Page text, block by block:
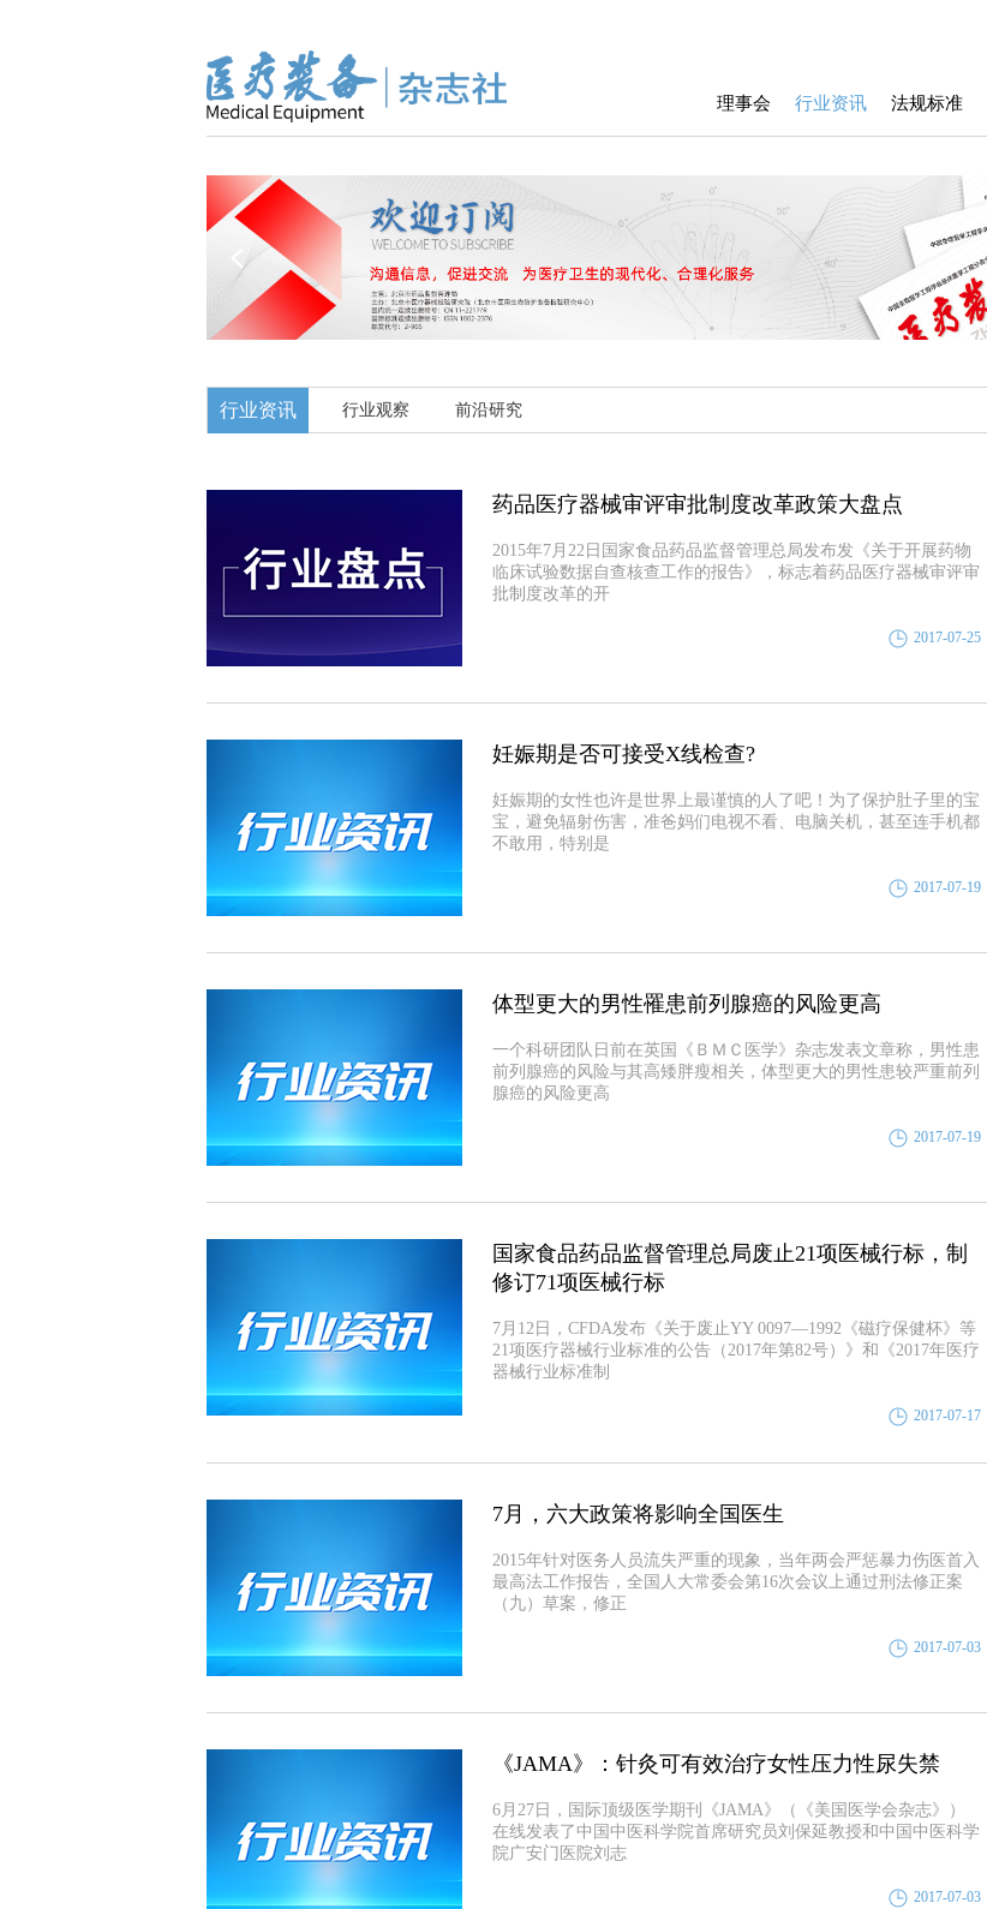
理事会 行业资讯 法规标准
行业资讯 行业观察 前沿研究
药品医疗器械审评审批制度改革政策大盘点
2015年7月22日国家食品药品监督管理总局发布发《关于开展药物
临床试验数据自查核查工作的报告》，标志着药品医疗器械审评审
批制度改革的开
2017-07-25
妊娠期是否可接受X线检查?
妊娠期的女性也许是世界上最谨慎的人了吧！为了保护肚子里的宝
宝，避免辐射伤害，准爸妈们电视不看、电脑关机，甚至连手机都
不敢用，特别是
2017-07-19
体型更大的男性罹患前列腺癌的风险更高
一个科研团队日前在英国《ＢＭＣ医学》杂志发表文章称，男性患
前列腺癌的风险与其高矮胖瘦相关，体型更大的男性患较严重前列
腺癌的风险更高
2017-07-19
国家食品药品监督管理总局废止21项医械行标，制
修订71项医械行标
7月12日，CFDA发布《关于废止YY 0097—1992《磁疗保健杯》等
21项医疗器械行业标准的公告（2017年第82号）》和《2017年医疗
器械行业标准制
2017-07-17
7月，六大政策将影响全国医生
2015年针对医务人员流失严重的现象，当年两会严惩暴力伤医首入
最高法工作报告，全国人大常委会第16次会议上通过刑法修正案
（九）草案，修正
2017-07-03
《JAMA》：针灸可有效治疗女性压力性尿失禁
6月27日，国际顶级医学期刊《JAMA》（《美国医学会杂志》）
在线发表了中国中医科学院首席研究员刘保延教授和中国中医科学
院广安门医院刘志
2017-07-03